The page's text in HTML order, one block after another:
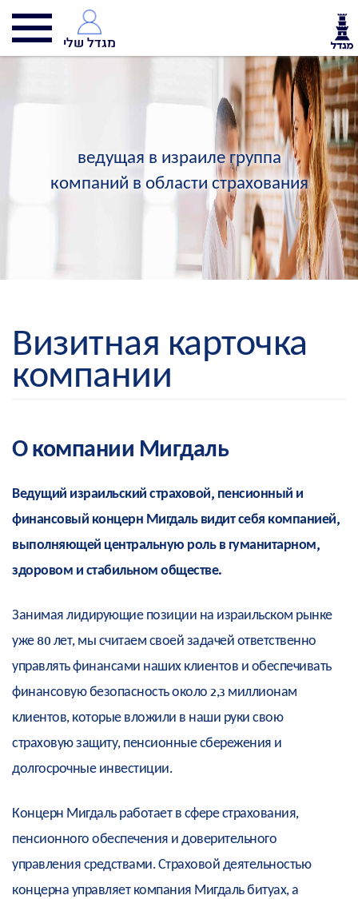
מגדל שלי
ведущая в израиле группа
компаний в области страхования
Визитная карточка
компании
О компании Мигдаль
Ведущий израильский страховой, пенсионный и
финансовый концерн Мигдаль видит себя компанией,
выполняющей центральную роль в гуманитарном,
здоровом и стабильном обществе.
Занимая лидирующие позиции на израильском рынке
уже 80 лет, мы считаем своей задачей ответственно
управлять финансами наших клиентов и обеспечивать
финансовую безопасность около 2,3 миллионам
клиентов, которые вложили в наши руки свою
страховую защиту, пенсионные сбережения и
долгосрочные инвестиции.
Концерн Мигдаль работает в сфере страхования,
пенсионного обеспечения и доверительного
управления средствами. Страховой деятельностью
концерна управляет компания Мигдаль битуах, а